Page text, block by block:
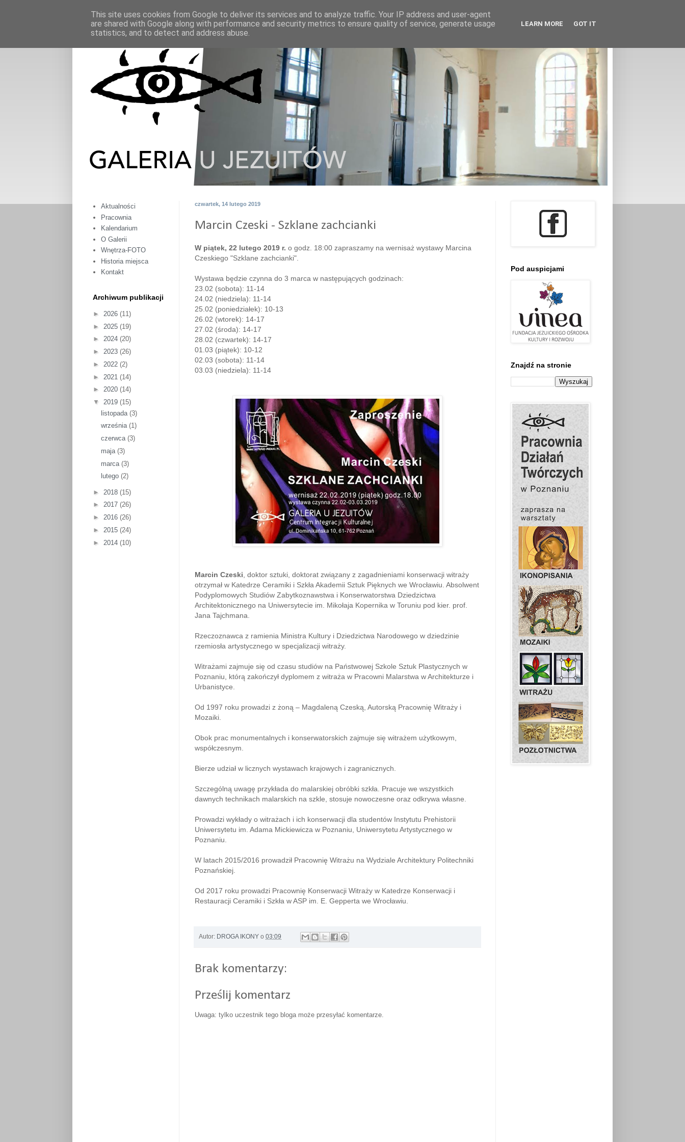
czwartek, 14 lutego 2019
Marcin Czeski - Szklane zachcianki
W piątek, 22 lutego 2019 r. o godz. 18:00 zapraszamy na wernisaż wystawy Marcina
Czeskiego "Szklane zachcianki".
Wystawa będzie czynna do 3 marca w następujących godzinach:
23.02 (sobota): 11-14
24.02 (niedziela): 11-14
25.02 (poniedziałek): 10-13
26.02 (wtorek): 14-17
27.02 (środa): 14-17
28.02 (czwartek): 14-17
01.03 (piątek): 10-12
02.03 (sobota): 11-14
03.03 (niedziela): 11-14
Marcin Czeski , doktor sztuki, doktorat związany z zagadnieniami konserwacji witraży
otrzymał w Katedrze Ceramiki i Szkła Akademii Sztuk Pięknych we Wrocławiu. Absolwent
Podyplomowych Studiów Zabytkoznawstwa i Konserwatorstwa Dziedzictwa
Architektonicznego na Uniwersytecie im. Mikołaja Kopernika w Toruniu pod kier. prof.
Jana Tajchmana.
Rzeczoznawca z ramienia Ministra Kultury i Dziedzictwa Narodowego w dziedzinie
rzemiosła artystycznego w specjalizacji witraży.
Witrażami zajmuje się od czasu studiów na Państwowej Szkole Sztuk Plastycznych w
Poznaniu, którą zakończył dyplomem z witraża w Pracowni Malarstwa w Architekturze i
Urbanistyce.
Od 1997 roku prowadzi z żoną – Magdaleną Czeską, Autorską Pracownię Witraży i
Mozaiki.
Obok prac monumentalnych i konserwatorskich zajmuje się witrażem użytkowym,
współczesnym.
Bierze udział w licznych wystawach krajowych i zagranicznych.
Szczególną uwagę przykłada do malarskiej obróbki szkła. Pracuje we wszystkich
dawnych technikach malarskich na szkle, stosuje nowoczesne oraz odkrywa własne.
Prowadzi wykłady o witrażach i ich konserwacji dla studentów Instytutu Prehistorii
Uniwersytetu im. Adama Mickiewicza w Poznaniu, Uniwersytetu Artystycznego w
Poznaniu.
W latach 2015/2016 prowadził Pracownię Witrażu na Wydziale Architektury Politechniki
Poznańskiej.
Od 2017 roku prowadzi Pracownię Konserwacji Witraży w Katedrze Konserwacji i
Restauracji Ceramiki i Szkła w ASP im. E. Gepperta we Wrocławiu.
Autor: DROGA IKONY o 03:09
Brak komentarzy:
Prześlij komentarz
Uwaga: tylko uczestnik tego bloga może przesyłać komentarze.
Aktualności
Pracownia
Kalendarium
O Galerii
Wnętrza-FOTO
Historia miejsca
Kontakt
Archiwum publikacji
► 2026 (11)
► 2025 (19)
► 2024 (20)
► 2023 (26)
► 2022 (2)
► 2021 (14)
► 2020 (14)
▼ 2019 (15)
listopada (3)
września (1)
czerwca (3)
maja (3)
marca (3)
lutego (2)
► 2018 (15)
► 2017 (26)
► 2016 (26)
► 2015 (24)
► 2014 (10)
Pod auspicjami
Znajdź na stronie
This site uses cookies from Google to deliver its services and to analyze traffic. Your IP address and user-agent
are shared with Google along with performance and security metrics to ensure quality of service, generate usage
statistics, and to detect and address abuse.
LEARN MORE GOT IT